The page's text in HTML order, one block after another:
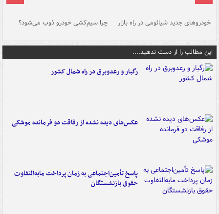
خودروهای جدید شیائومی در راه بازار چرا سیم‌کشی خودرو ذوب می‌شود؟
این مطالب را از دست ندهید....
رگبار و رعدوبرق در راه شمال کشور
عکس‌های دیده نشده از رفاقت دو فرمانده‌ موشکی
پاسخ تأمین‌اجتماعی به زمان پرداخت مابه‌التفاوت
حقوق بازنشستگان